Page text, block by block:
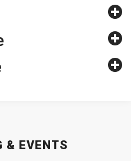
& EVENTS